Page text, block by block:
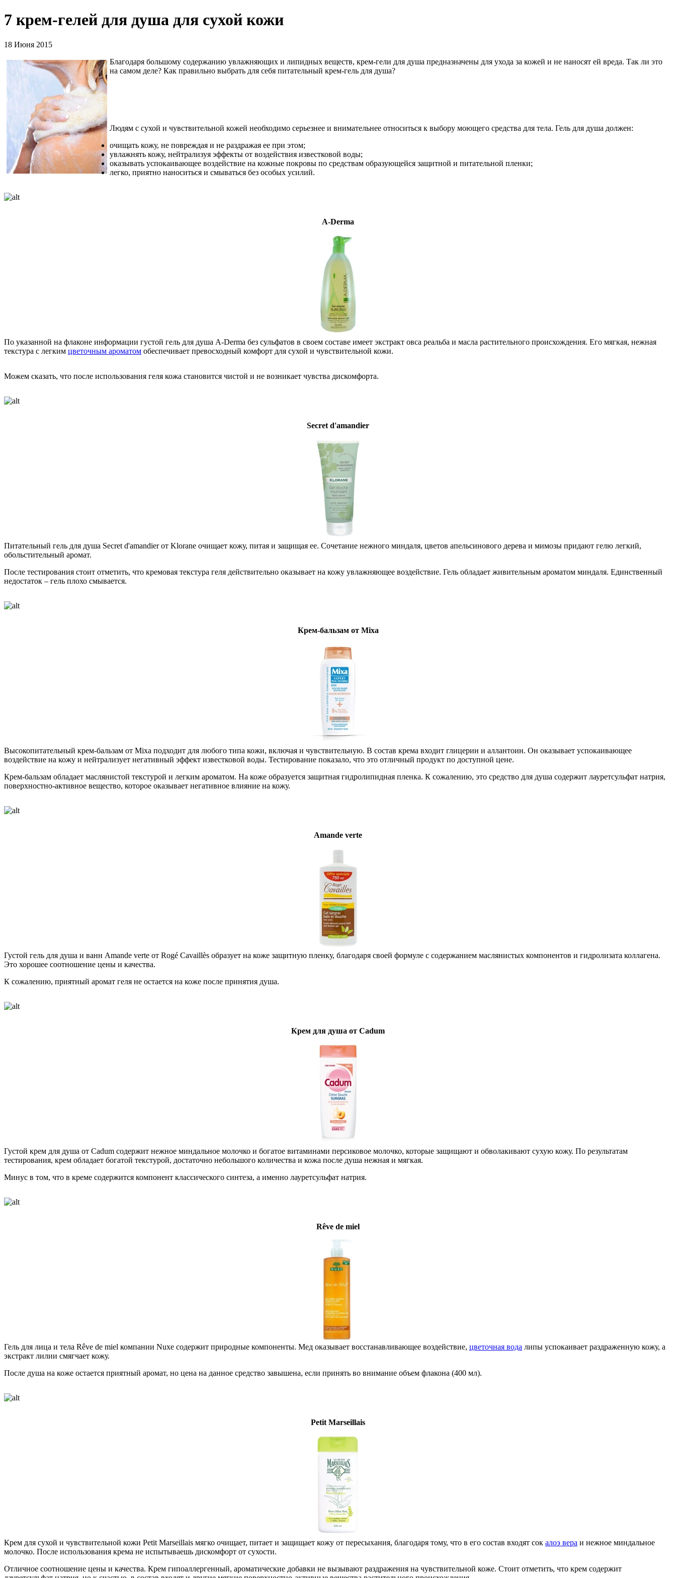
7 крем-гелей для душа для сухой кожи
18 Июня 2015
Благодаря большому содержанию увлажняющих и липидных веществ, крем-гели для душа предназначены для ухода за кожей и не наносят ей вреда. Так ли это
на самом деле? Как правильно выбрать для себя питательный крем-гель для душа?
Людям с сухой и чувствительной кожей необходимо серьезнее и внимательнее относиться к выбору моющего средства для тела. Гель для душа должен:
очищать кожу, не повреждая и не раздражая ее при этом;
увлажнять кожу, нейтрализуя эффекты от воздействия известковой воды;
оказывать успокаивающее воздействие на кожные покровы по средствам образующейся защитной и питательной пленки;
легко, приятно наноситься и смываться без особых усилий.
A-Derma
По указанной на флаконе информации густой гель для душа A-Derma без сульфатов в своем составе имеет экстракт овса реальба и масла растительного происхождения. Его мягкая, нежная
текстура с легким цветочным ароматом обеспечивает превосходный комфорт для сухой и чувствительной кожи.
Можем сказать, что после использования геля кожа становится чистой и не возникает чувства дискомфорта.
Secret d'amandier
Питательный гель для душа Secret d'amandier от Klorane очищает кожу, питая и защищая ее. Сочетание нежного миндаля, цветов апельсинового дерева и мимозы придают гелю легкий,
обольстительный аромат.
После тестирования стоит отметить, что кремовая текстура геля действительно оказывает на кожу увлажняющее воздействие. Гель обладает живительным ароматом миндаля. Единственный
недостаток – гель плохо смывается.
Крем-бальзам от Mixa
Высокопитательный крем-бальзам от Mixa подходит для любого типа кожи, включая и чувствительную. В состав крема входит глицерин и аллантоин. Он оказывает успокаивающее
воздействие на кожу и нейтрализует негативный эффект известковой воды. Тестирование показало, что это отличный продукт по доступной цене.
Крем-бальзам обладает маслянистой текстурой и легким ароматом. На коже образуется защитная гидролипидная пленка. К сожалению, это средство для душа содержит лауретсульфат натрия,
поверхностно-активное вещество, которое оказывает негативное влияние на кожу.
Amande verte
Густой гель для душа и ванн Amande verte от Rogé Cavaillès образует на коже защитную пленку, благодаря своей формуле с содержанием маслянистых компонентов и гидролизата коллагена.
Это хорошее соотношение цены и качества.
К сожалению, приятный аромат геля не остается на коже после принятия душа.
Крем для душа от Cadum
Густой крем для душа от Cadum содержит нежное миндальное молочко и богатое витаминами персиковое молочко, которые защищают и обволакивают сухую кожу. По результатам
тестирования, крем обладает богатой текстурой, достаточно небольшого количества и кожа после душа нежная и мягкая.
Минус в том, что в креме содержится компонент классического синтеза, а именно лауретсульфат натрия.
Rêve de miel
Гель для лица и тела Rêve de miel компании Nuxe содержит природные компоненты. Мед оказывает восстанавливающее воздействие, цветочная вода липы успокаивает раздраженную кожу, а
экстракт лилии смягчает кожу.
После душа на коже остается приятный аромат, но цена на данное средство завышена, если принять во внимание объем флакона (400 мл).
Petit Marseillais
Крем для сухой и чувствительной кожи Petit Marseillais мягко очищает, питает и защищает кожу от пересыхания, благодаря тому, что в его состав входят сок алоэ вера и нежное миндальное
молочко. После использования крема не испытываешь дискомфорт от сухости.
Отличное соотношение цены и качества. Крем гипоаллергенный, ароматические добавки не вызывают раздражения на чувствительной коже. Стоит отметить, что крем содержит